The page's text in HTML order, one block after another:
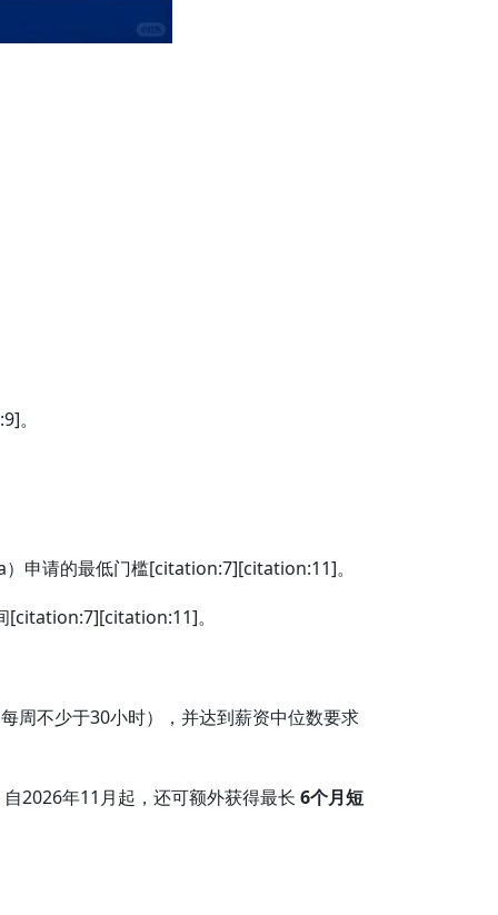
。
申请的最低门槛[citation:7][citation:11]。
[citation:7][citation:11]。
周不少于30小时），并达到薪资中位数要求
2026年11月起，还可额外获得最长 6个月短